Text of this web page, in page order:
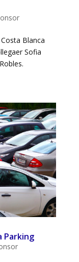
Blanca
Sofia
Parking